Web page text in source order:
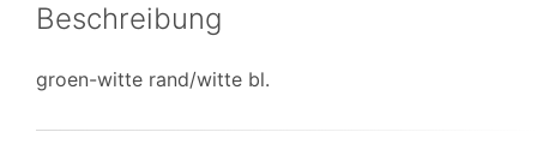
Beschreibung
groen-witte rand/witte bl.